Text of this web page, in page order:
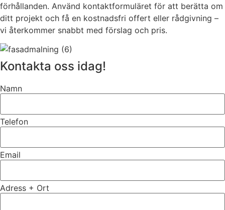
förhållanden. Använd kontaktformuläret för att berätta om
ditt projekt och få en kostnadsfri offert eller rådgivning –
vi återkommer snabbt med förslag och pris.
Kontakta oss idag!
Namn
Telefon
Email
Adress + Ort